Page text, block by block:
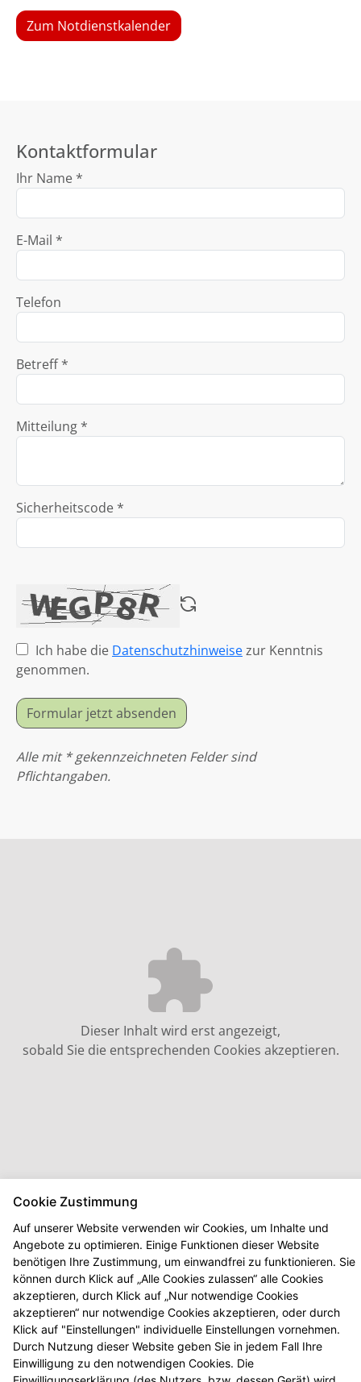
Zum Notdienstkalender
Kontaktformular
Ihr Name *
E-Mail *
Telefon
Betreff *
Mitteilung *
Sicherheitscode *
Ich habe die Datenschutzhinweisezur Kenntnis
genommen.
Formular jetzt absenden
Alle mit * gekennzeichneten Felder sind
Pflichtangaben.
Dieser Inhalt wird erst angezeigt,
sobald Sie die entsprechenden Cookies akzeptieren.
Cookie Zustimmung
Auf unserer Website verwenden wir Cookies, um Inhalte und
Angebote zu optimieren. Einige Funktionen dieser Website
benötigen Ihre Zustimmung, um einwandfrei zu funktionieren. Sie
können durch Klick auf „Alle Cookies zulassen“ alle Cookies
akzeptieren, durch Klick auf „Nur notwendige Cookies
akzeptieren“ nur notwendige Cookies akzeptieren, oder durch
Klick auf "Einstellungen" individuelle Einstellungen vornehmen.
Durch Nutzung dieser Website geben Sie in jedem Fall Ihre
Einwilligung zu den notwendigen Cookies. Die